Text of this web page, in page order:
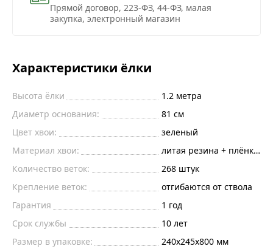
Прямой договор, 223-ФЗ, 44-ФЗ, малая
закупка, электронный магазин
Характеристики ёлки
Высота ёлки 1.2 метра
Диаметр основания:
81 см
Цвет хвои:
зеленый
Материал хвои:
литая резина + плёнка
Количество веток:
268 штук
Крепление веток:
отгибаются от ствола
Гарантия
1 год
Срок службы
10 лет
Размер в упаковке:
240х245х800 мм